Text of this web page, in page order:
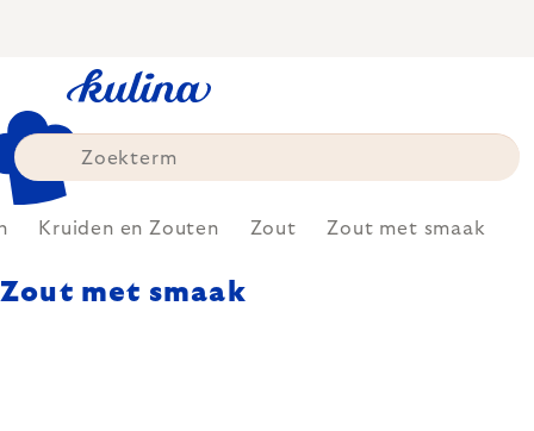
Kruiden en Zouten Zout Zout met smaak
Zout met smaak